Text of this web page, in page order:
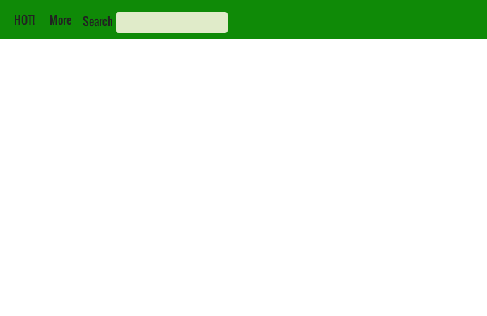
HOT! More Search